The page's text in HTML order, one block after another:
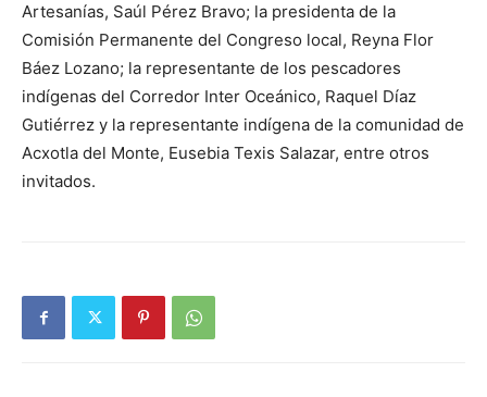
Artesanías, Saúl Pérez Bravo; la presidenta de la
Comisión Permanente del Congreso local, Reyna Flor
Báez Lozano; la representante de los pescadores
indígenas del Corredor Inter Oceánico, Raquel Díaz
Gutiérrez y la representante indígena de la comunidad de
Acxotla del Monte, Eusebia Texis Salazar, entre otros
invitados.